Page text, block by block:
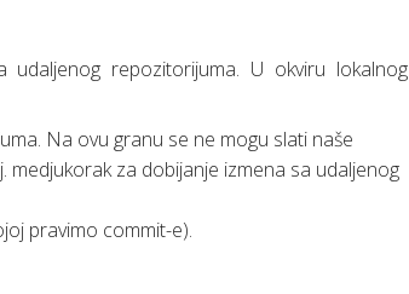
repozitorijuma. U okviru lokalnog
Na ovu granu se ne mogu slati naše
za dobijanje izmena sa udaljenog
pravimo commit-e).